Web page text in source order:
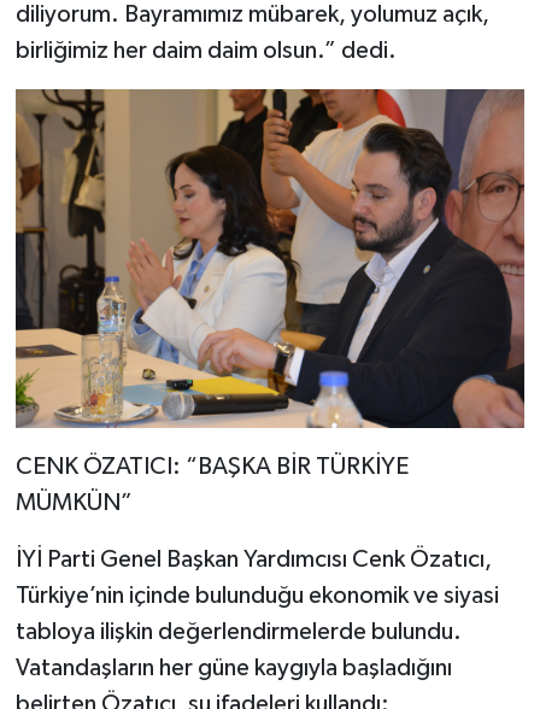
diliyorum. Bayramımız mübarek, yolumuz açık,
birliğimiz her daim daim olsun.” dedi.
CENK ÖZATICI: “BAŞKA BİR TÜRKİYE
MÜMKÜN”
İYİ Parti Genel Başkan Yardımcısı Cenk Özatıcı,
Türkiye’nin içinde bulunduğu ekonomik ve siyasi
tabloya ilişkin değerlendirmelerde bulundu.
Vatandaşların her güne kaygıyla başladığını